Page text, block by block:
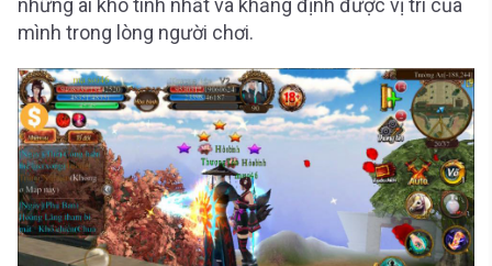
những ai khó tính nhất và khẳng định được vị trí của
mình trong lòng người chơi.